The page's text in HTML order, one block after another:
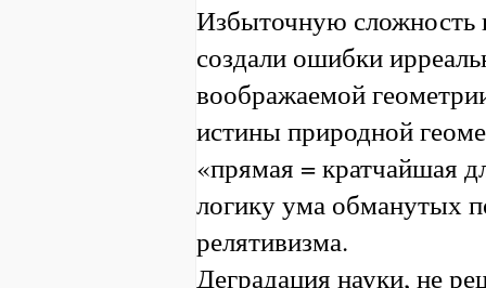
Избыточную сложность
создали ошибки
воображаемой
истины природной
«прямая = кратчайшая
логику ума обманутых
релятивизма.
Деградация науки, не